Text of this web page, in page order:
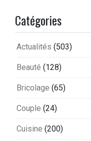
Catégories
Actualités (503)
Beauté (128)
Bricolage (65)
Couple (24)
Cuisine (200)